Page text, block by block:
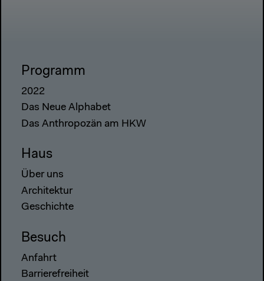
Programm
2022
Das Neue Alphabet
Das Anthropozän am HKW
Haus
Über uns
Architektur
Geschichte
Besuch
Anfahrt
Barrierefreiheit